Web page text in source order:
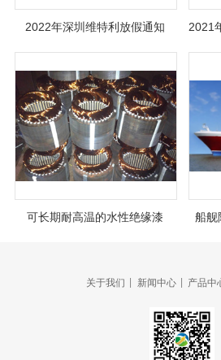
2022年深圳维特利放假通知
可长期耐高温的水性绝缘漆 船舰
关于我们 新闻中心 产品中